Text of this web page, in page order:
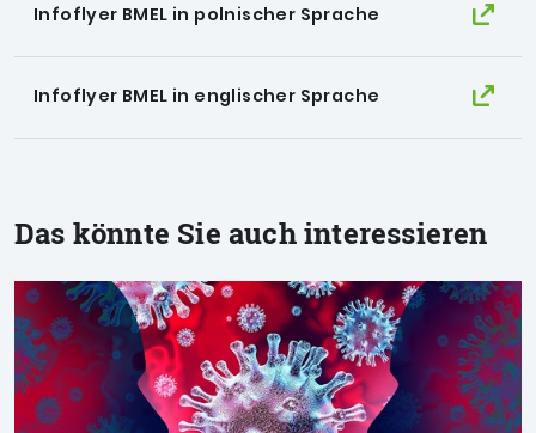
Infoflyer BMEL in polnischer Sprache
Infoflyer BMEL in englischer Sprache
Das könnte Sie auch interessieren